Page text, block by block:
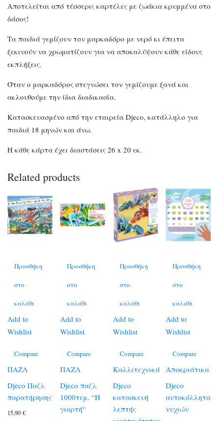
Αποτελείται από τέσσερις καρτέλες με ζωάκια κρυμμένα στο
δάσος!
Τα παιδιά γεμίζουν τον μαρκαδόρο με νερό κι έπειτα
ξεκινούν να χρωματίζουν για να αποκαλύψουν κάθε είδους
εκπλήξεις.
Όταν ο μαρκαδόρος στεγνώσει τον γεμίζουμε ξανά και
ακλουθούμε την ίδια διαδικασία.
Κατασκευασμένο από την εταιρεία Djeco, κατάλληλο για
παιδιά 18 μηνών και άνω.
Η κάθε κάρτα έχει διαστάσεις 26 x 20 εκ.
Related products
Προσθήκη
στο
καλάθι
Add to
Wishlist
Compare
ΠΑΖΛ
Djeco Παζλ
παρατήρησης
15,90 €
Προσθήκη
στο
καλάθι
Add to
Wishlist
Compare
ΠΑΖΛ
Djeco παζλ
1000τεμ. “Η
γιορτή“
Προσθήκη
στο
καλάθι
Add to
Wishlist
Compare
Καλλιτεχνικά
Djeco
κατασκευή
λεπτής
Προσθήκη
στο
καλάθι
Add to
Wishlist
Compare
Αποκριάτικα
Djeco
αυτοκόλλητα
νυχιών